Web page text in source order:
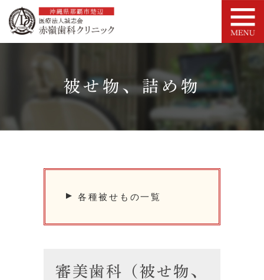
被せ物、詰め物
各種被せもの一覧
審美歯科（被せ物、